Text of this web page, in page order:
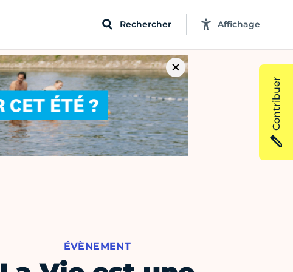
Rechercher Affichage
ÉVÈNEMENT
Contribuer